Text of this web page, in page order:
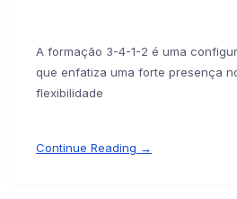
A formação 3-4-1-2 é uma
que enfatiza uma forte presença
flexibilidade
Continue Reading →